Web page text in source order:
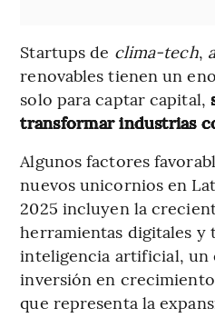
Startups de clima-tech,
renovables tienen un
solo para captar capital,
transformar industrias
Algunos factores
nuevos unicornios en
2025 incluyen la
herramientas digitales y
inteligencia artificial, un
inversión en
que representa la